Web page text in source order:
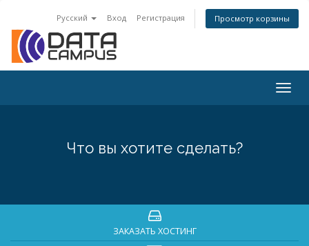
Русский Вход Регистрация Просмотр корзины
Что вы хотите сделать?
ЗАКАЗАТЬ ХОСТИНГ